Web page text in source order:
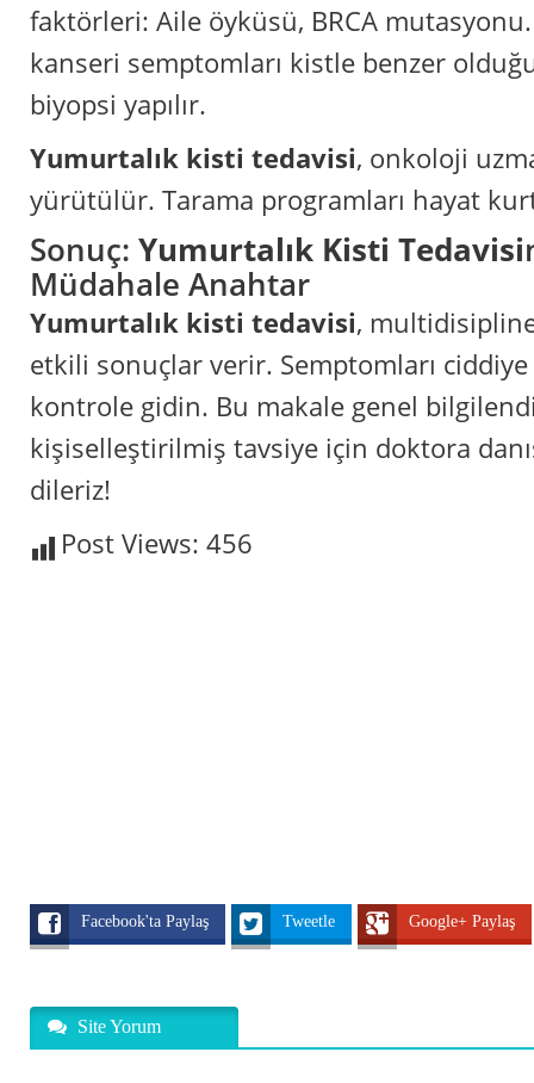
faktörleri: Aile öyküsü, BRCA
kanseri semptomları kistle benzer
biyopsi yapılır.
Yumurtalık kisti tedavisi, onkoloji
yürütülür. Tarama programları hayat
Sonuç: Yumurtalık Kisti Tedavisi
Müdahale Anahtar
Yumurtalık kisti tedavisi,
etkili sonuçlar verir. Semptomları ciddiye
kontrole gidin. Bu makale genel
kişiselleştirilmiş tavsiye için doktora
dileriz!
Post Views: 456
Facebook'ta Paylaş Tweetle Google+ Paylaş
Site Yorum